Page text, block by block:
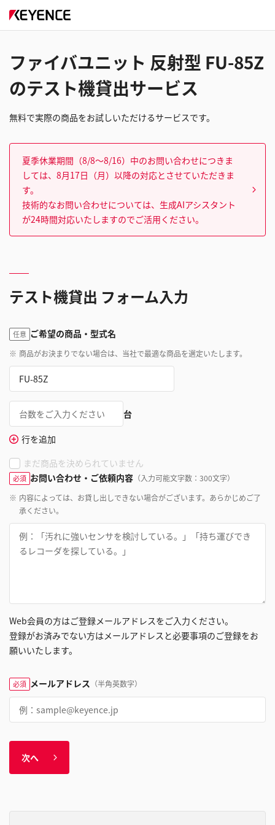
ファイバユニット 反射型 FU-85Z
のテスト機貸出サービス
無料で実際の商品をお試しいただけるサービスです。
夏季休業期間（8/8～8/16）中のお問い合わせにつきま
しては、8月17日（月）以降の対応とさせていただきま
す。
技術的なお問い合わせについては、生成AIアシスタント
が24時間対応いたしますのでご活用ください。
テスト機貸出 フォーム入力
任意 ご希望の商品・型式名
※ 商品がお決まりでない場合は、当社で最適な商品を選定いたします。
台
行を追加
まだ商品を決められていません
必須 お問い合わせ・ご依頼内容 （入力可能文字数：300文字）
※ 内容によっては、お貸し出しできない場合がございます。あらかじめご了
承ください。
Web会員の方はご登録メールアドレスをご入力ください。
登録がお済みでない方はメールアドレスと必要事項のご登録をお
願いいたします。
必須 メールアドレス （半角英数字）
次へ